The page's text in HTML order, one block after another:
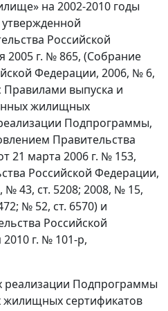
на 2002-2010 годы
Российской
2005 г. № 865, (Собрание
Федерации, 2006, № 6,
Правилами выпуска и
жилищных
Подпрограммы,
Правительства
21 марта 2006 г. № 153,
Российской Федерации,
№ 43, ст. 5208; 2008, № 15,
№ 52, ст. 6570) и
Российской
г. № 101-р,
реализации Подпрограммы
жилищных сертификатов